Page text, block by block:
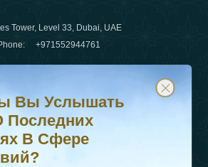
Tower, Level 33, Dubai, UAE
+971552944761
Нет :+442034682356
+971552944761
больше о последних
рассылку и будьте в курсе
Вы Услышать
Последних
В Сфере